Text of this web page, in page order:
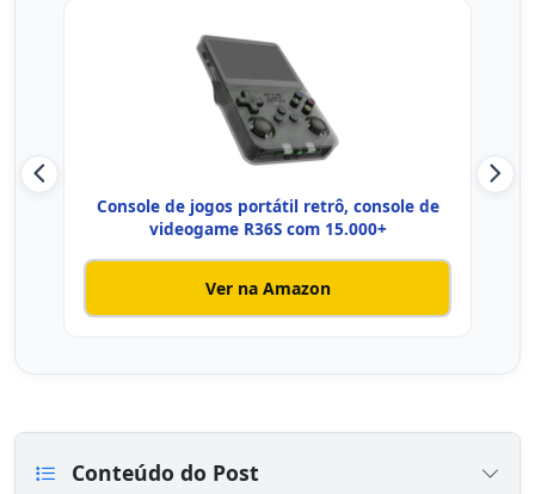
Console de jogos portátil retrô, console de
videogame R36S com 15.000+
Ver na Amazon
Conteúdo do Post